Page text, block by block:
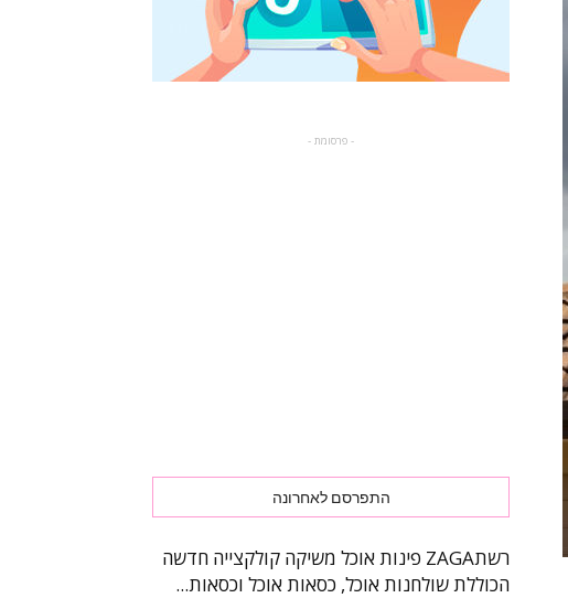
- פרסומת -
התפרסם לאחרונה
רשתZAGA פינות אוכל משיקה קולקצייה חדשה
הכוללת שולחנות אוכל, כסאות אוכל וכסאות...